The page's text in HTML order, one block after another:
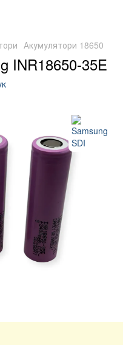
Акумулятори 18650
INR18650-35E